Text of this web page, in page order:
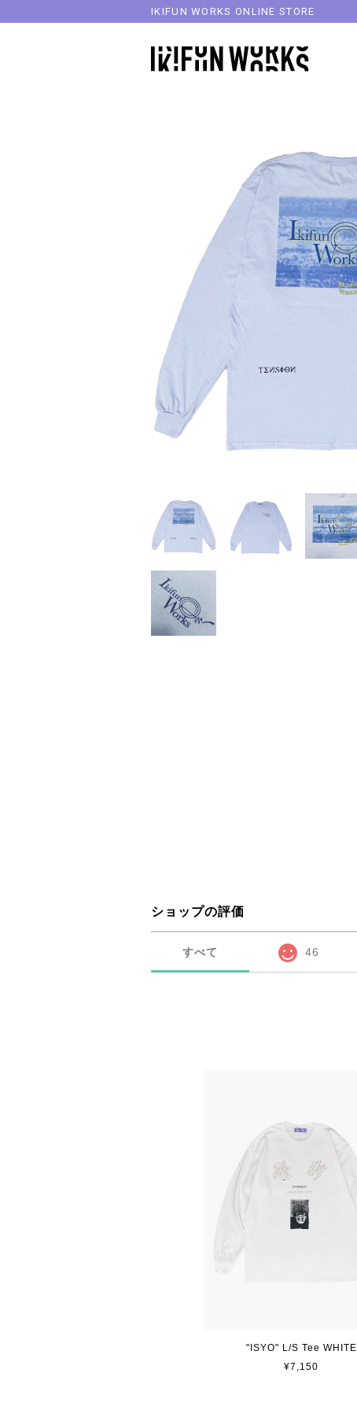
IKIFUN WORKS ONLINE STORE
ショップの評価
すべて 46
"ISYO" L/S Tee WHITE
¥7,150